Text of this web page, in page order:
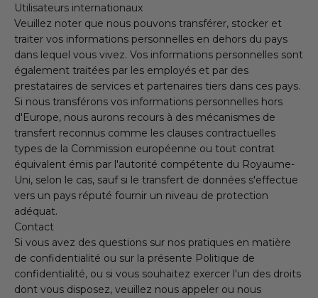
Utilisateurs internationaux
Veuillez noter que nous pouvons transférer, stocker et
traiter vos informations personnelles en dehors du pays
dans lequel vous vivez. Vos informations personnelles sont
également traitées par les employés et par des
prestataires de services et partenaires tiers dans ces pays.
Si nous transférons vos informations personnelles hors
d'Europe, nous aurons recours à des mécanismes de
transfert reconnus comme les clauses contractuelles
types de la Commission européenne ou tout contrat
équivalent émis par l'autorité compétente du Royaume-
Uni, selon le cas, sauf si le transfert de données s'effectue
vers un pays réputé fournir un niveau de protection
adéquat.
Contact
Si vous avez des questions sur nos pratiques en matière
de confidentialité ou sur la présente Politique de
confidentialité, ou si vous souhaitez exercer l'un des droits
dont vous disposez, veuillez nous appeler ou nous